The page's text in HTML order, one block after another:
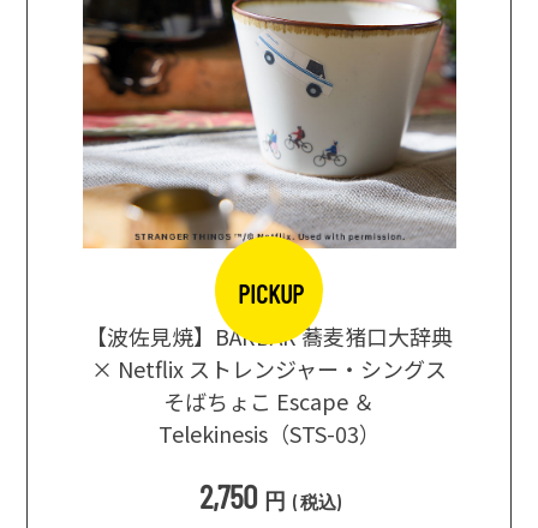
PICKUP
【波佐見焼】BARBAR 蕎麦猪口大辞典
× Netflix ストレンジャー・シングス
そばちょこ Escape ＆
Telekinesis（STS-03）
2,750 円 (税込)